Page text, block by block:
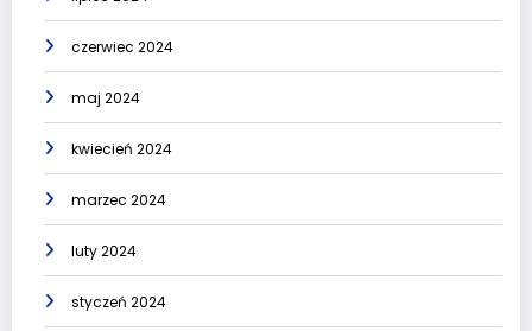
czerwiec 2024
maj 2024
kwiecień 2024
marzec 2024
luty 2024
styczeń 2024